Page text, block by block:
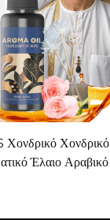
Χονδρικό
Έλαιο Αραβικό